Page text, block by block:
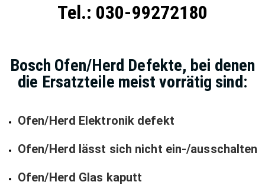
Tel.: 030-99272180
Bosch Ofen/Herd Defekte, bei denen
die Ersatzteile meist vorrätig sind:
Ofen/Herd Elektronik defekt
Ofen/Herd lässt sich nicht ein-/ausschalten
Ofen/Herd Glas kaputt